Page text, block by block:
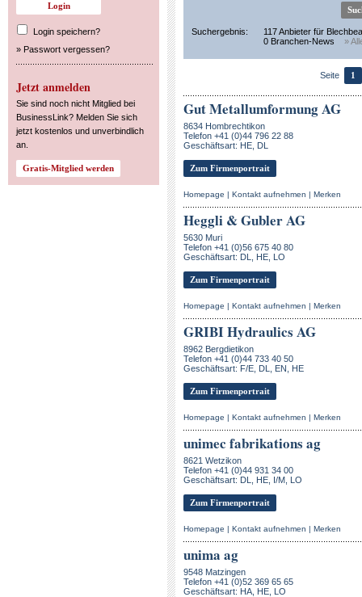
Login speichern?
» Passwort vergessen?
Jetzt anmelden
Sie sind noch nicht Mitglied bei
BusinessLink? Melden Sie sich
jetzt kostenlos und unverbindlich
an.
Suchergebnis:
117 Anbieter für
0 Branchen-News
»
Seite 1
Gut Metallumformung AG
8634 Hombrechtikon
Telefon +41 (0)44 796 22 88
Geschäftsart: HE, DL
Zum Firmenportrait
Homepage | Kontakt aufnehmen | Merken
Heggli & Gubler AG
5630 Muri
Telefon +41 (0)56 675 40 80
Geschäftsart: DL, HE, LO
Zum Firmenportrait
Homepage | Kontakt aufnehmen | Merken
GRIBI Hydraulics AG
8962 Bergdietikon
Telefon +41 (0)44 733 40 50
Geschäftsart: F/E, DL, EN, HE
Zum Firmenportrait
Homepage | Kontakt aufnehmen | Merken
unimec fabrikations ag
8621 Wetzikon
Telefon +41 (0)44 931 34 00
Geschäftsart: DL, HE, I/M, LO
Zum Firmenportrait
Homepage | Kontakt aufnehmen | Merken
unima ag
9548 Matzingen
Telefon +41 (0)52 369 65 65
Geschäftsart: HA, HE, LO